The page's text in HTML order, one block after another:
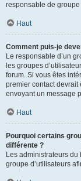
responsable de groupe
Haut
Comment puis-je
Le responsable d’un
les groupes
forum. Si vous êtes
premier contact devrait
envoyant un message
Haut
Pourquoi certains
différente ?
Les administrateurs du
groupe d’utilisateurs